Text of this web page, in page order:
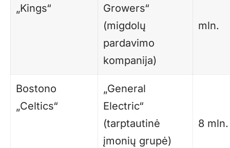
„Kings“
Growers“
(migdolų
pardavimo
kompanija)
mln.
Bostono
„Celtics“
„General
Electric“
(tarptautinė
įmonių grupė)
8 mln.